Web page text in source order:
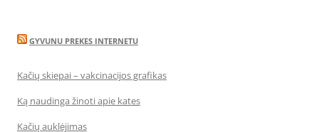
GYVUNU PREKES INTERNETU
Kačių skiepai – vakcinacijos grafikas
Ką naudinga žinoti apie kates
Kačių auklėjimas